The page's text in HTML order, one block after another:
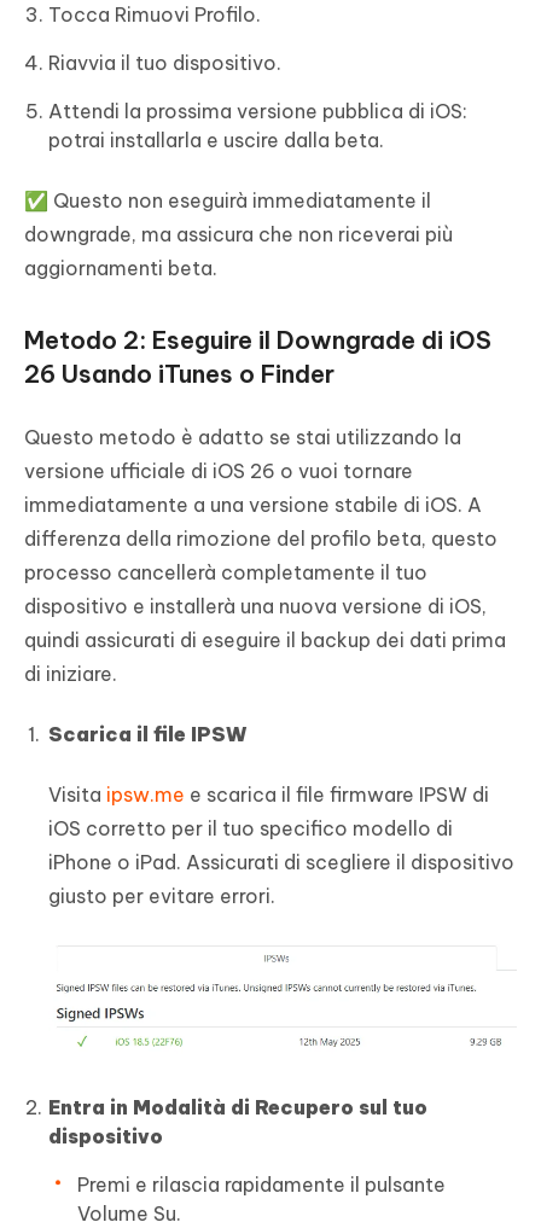
Tocca Rimuovi Profilo.
Riavvia il tuo dispositivo.
Attendi la prossima versione pubblica di iOS:
potrai installarla e uscire dalla beta.
✅ Questo non eseguirà immediatamente il
downgrade, ma assicura che non riceverai più
aggiornamenti beta.
Metodo 2: Eseguire il Downgrade di iOS
26 Usando iTunes o Finder
Questo metodo è adatto se stai utilizzando la
versione ufficiale di iOS 26 o vuoi tornare
immediatamente a una versione stabile di iOS. A
differenza della rimozione del profilo beta, questo
processo cancellerà completamente il tuo
dispositivo e installerà una nuova versione di iOS,
quindi assicurati di eseguire il backup dei dati prima
di iniziare.
Scarica il file IPSW
Visita ipsw.me e scarica il file firmware IPSW di
iOS corretto per il tuo specifico modello di
iPhone o iPad. Assicurati di scegliere il dispositivo
giusto per evitare errori.
Entra in Modalità di Recupero sul tuo
dispositivo
Premi e rilascia rapidamente il pulsante
Volume Su.